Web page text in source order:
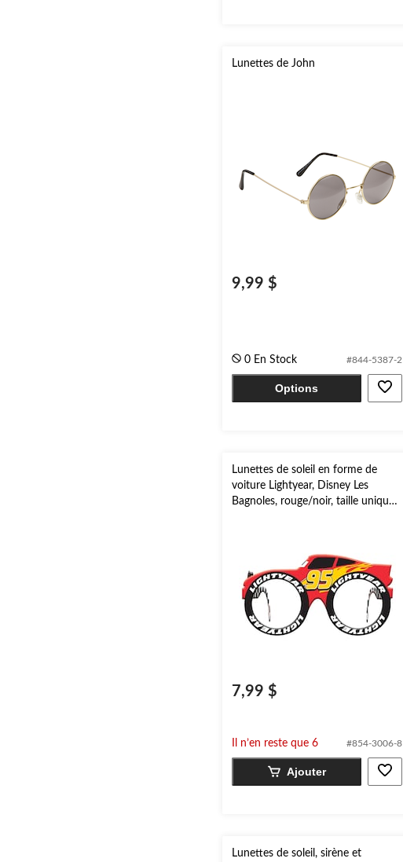
Lunettes de John
9,99 $
0 En Stock #844-5387-2
Options
Lunettes de soleil en forme de
voiture Lightyear, Disney Les
Bagnoles, rouge/noir, taille unique,
7,99 $
Il n’en reste que 6 #854-3006-8
Ajouter
Lunettes de soleil, sirène et